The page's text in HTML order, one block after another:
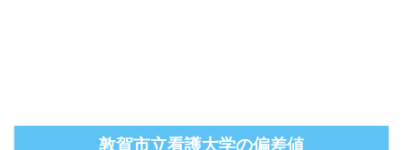
敦賀市立看護大学の偏差値